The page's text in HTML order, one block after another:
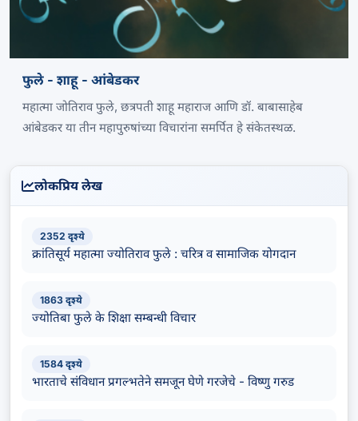
फुले - शाहू - आंबेडकर
महात्मा जोतिराव फुले, छत्रपती शाहू महाराज आणि डॉ. बाबासाहेब
आंबेडकर या तीन महापुरुषांच्या विचारांना समर्पित हे संकेतस्थळ.
लोकप्रिय लेख
2352 दृश्ये
क्रांतिसूर्य महात्मा ज्योतिराव फुले : चरित्र व सामाजिक योगदान
1863 दृश्ये
ज्योतिबा फुले के शिक्षा सम्बन्धी विचार
1584 दृश्ये
भारताचे संविधान प्रगल्भतेने समजून घेणे गरजेचे - विष्णु गरुड